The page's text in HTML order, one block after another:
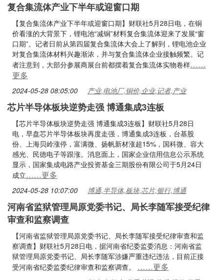
复合集流体产业下半年或迎窗口期
【复合集流体产业下半年或迎窗口期】财联社5月28日电，在铜
价看涨的大背景下，锂电池“减铜”材料复合集流体迎来了发展“窗
口期”。记者日前从第四届复合集流体大会上了解到，锂电池企业
对复合集流体材料兴趣渐浓，并与复合集流体企业接触频繁。记
者注意到，大部分参展商展台前都摆着复合集流体实物卷样……
更多
2024-05-28 08:05:00 产业,电池厂,铜价,企业,记者,产业
芯片半导体板块逆势走强 博通集成3连板
【芯片半导体板块逆势走强 博通集成3连板】财联社5月28日
电，早盘芯片半导体板块再度走强，博通集成3连板，台基股
份、上海贝岭涨停，富满微、扬帆新材涨超15%，国科微、容大
感光、民德电子等跟涨。消息面上，国家企业信用信息公示系统
显示，国家集成电路产业投资基金三期股份有限公司于5月24日
成立……更多
2024-05-28 10:07:00 博通,半导体,板块,芯片,银行,博通
河南省监狱管理局原党委书记、局长李随军接受纪律
审查和监察调查
【河南省监狱管理局原党委书记、局长李随军接受纪律审查和监
察调查】财联社5月28日电，据河南省纪委监委消息：河南省监
狱管理局原党委书记、局长李随军涉嫌严重违纪违法，目前正接
受河南省纪委监委纪律审查和监察调查。 ……更多